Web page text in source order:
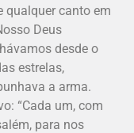
qualquer canto em
Deus
desde o
estrelas,
a arma.
“Cada um, com
para nos